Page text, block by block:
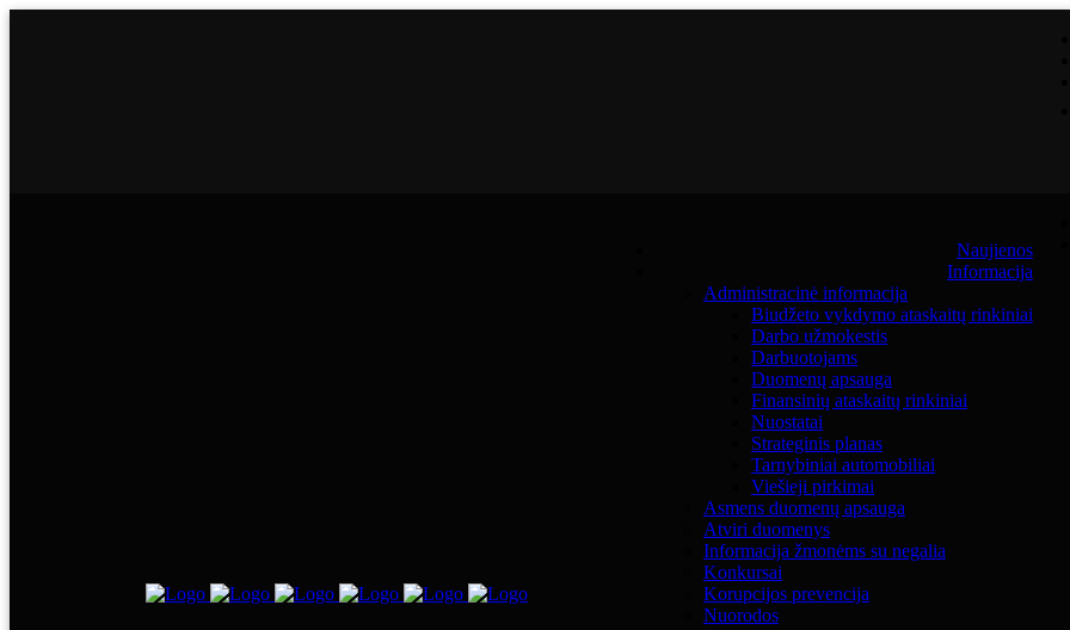
Naujienos
Informacija
Administracinė informacija
Biudžeto vykdymo ataskaitų rinkiniai
Darbo užmokestis
Darbuotojams
Duomenų apsauga
Finansinių ataskaitų rinkiniai
Nuostatai
Strateginis planas
Tarnybiniai automobiliai
Viešieji pirkimai
Asmens duomenų apsauga
Atviri duomenys
Informacija žmonėms su negalia
Konkursai
Korupcijos prevencija
Nuorodos